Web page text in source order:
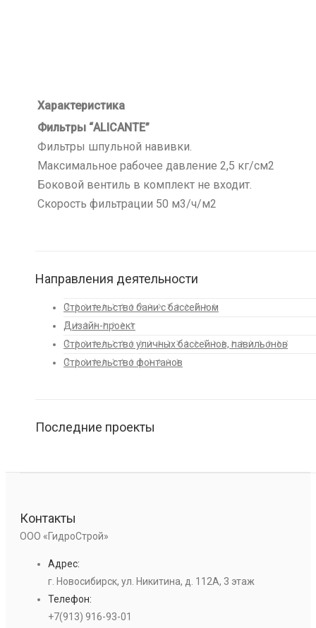
Характеристика
Фильтры “ALICANTE”
Фильтры шпульной навивки.
Максимальное рабочее давление 2,5 кг/см2
Боковой вентиль в комплект не входит.
Скорость фильтрации 50 м3/ч/м2
Направления деятельности
Строительство бани с бассейном
Дизайн-проект
Строительство уличных бассейнов, павильонов
Строительство фонтанов
Последние проекты
Контакты
ООО «ГидроСтрой»
Адрес:
г. Новосибирск, ул. Никитина, д. 112А, 3 этаж
Телефон:
+7(913) 916-93-01